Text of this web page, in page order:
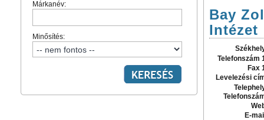
Márkanév:
Minősítés:
Bay
Intézet
Telefonszám
Fax
Levelezési
E-